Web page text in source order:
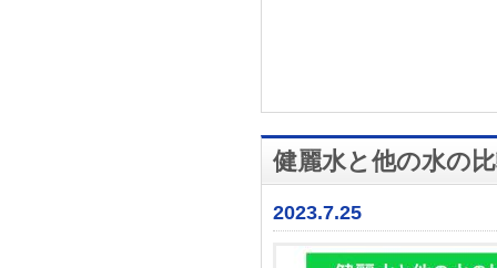
健麗水と他の水の
2023.7.25